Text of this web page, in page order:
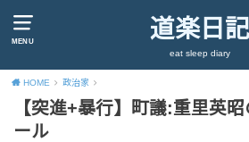
MENU 道楽日記
eat sleep diary
HOME 政治家
【突進+暴行】町議:重里英
ール